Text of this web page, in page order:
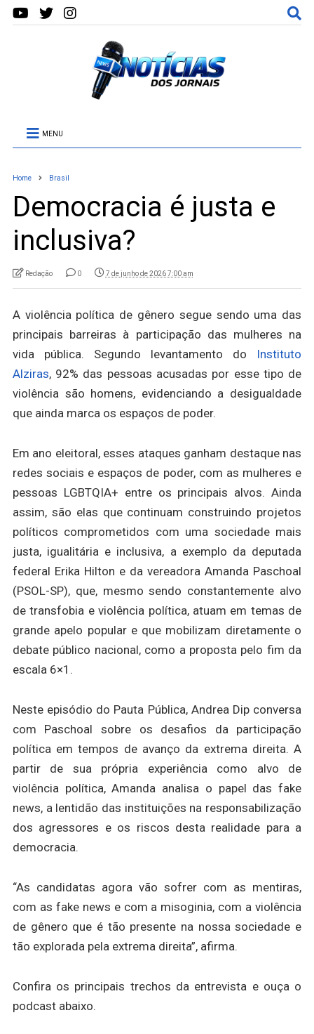
MENU
Home Brasil
Democracia é justa e
inclusiva?
Redação 0 7 de junho de 2026 7:00 am
A violência política de gênero segue sendo uma das
principais barreiras à participação das mulheres na
vida pública. Segundo levantamento do Instituto
Alziras, 92% das pessoas acusadas por esse tipo de
violência são homens, evidenciando a desigualdade
que ainda marca os espaços de poder.
Em ano eleitoral, esses ataques ganham destaque nas
redes sociais e espaços de poder, com as mulheres e
pessoas LGBTQIA+ entre os principais alvos. Ainda
assim, são elas que continuam construindo projetos
políticos comprometidos com uma sociedade mais
justa, igualitária e inclusiva, a exemplo da deputada
federal Erika Hilton e da vereadora Amanda Paschoal
(PSOL-SP), que, mesmo sendo constantemente alvo
de transfobia e violência política, atuam em temas de
grande apelo popular e que mobilizam diretamente o
debate público nacional, como a proposta pelo fim da
escala 6×1.
Neste episódio do Pauta Pública, Andrea Dip conversa
com Paschoal sobre os desafios da participação
política em tempos de avanço da extrema direita. A
partir de sua própria experiência como alvo de
violência política, Amanda analisa o papel das fake
news, a lentidão das instituições na responsabilização
dos agressores e os riscos desta realidade para a
democracia.
“As candidatas agora vão sofrer com as mentiras,
com as fake news e com a misoginia, com a violência
de gênero que é tão presente na nossa sociedade e
tão explorada pela extrema direita”, afirma.
Confira os principais trechos da entrevista e ouça o
podcast abaixo.